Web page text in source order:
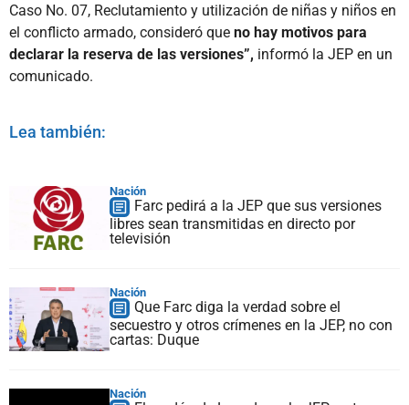
Caso No. 07, Reclutamiento y utilización de niñas y niños en
el conflicto armado, consideró que no hay motivos para
declarar la reserva de las versiones”, informó la JEP en un
comunicado.
Lea también:
Nación
Farc pedirá a la JEP que sus versiones
libres sean transmitidas en directo por
televisión
Nación
Que Farc diga la verdad sobre el
secuestro y otros crímenes en la JEP, no con
cartas: Duque
Nación